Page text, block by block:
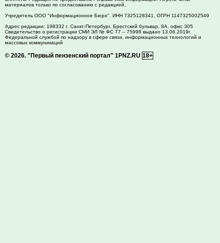
материалов только по согласованию с редакцией.
Учредитель ООО "Информационное Бюро". ИНН 7325128341, ОГРН 1147325002549
Адрес редакции: 198332 г. Санкт-Петербург, Брестский бульвар, 8А, офис 305
Свидетельство о регистрации СМИ ЭЛ № ФС 77 – 75998 выдано 13.06.2019г.
Федеральной службой по надзору в сфере связи, информационных технологий и
массовых коммуникаций
© 2026. "Первый пензенский портал" 1PNZ.RU 18+